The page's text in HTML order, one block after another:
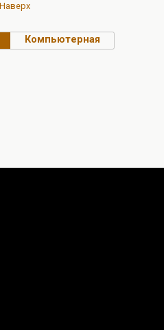
Наверх
Компьютерная